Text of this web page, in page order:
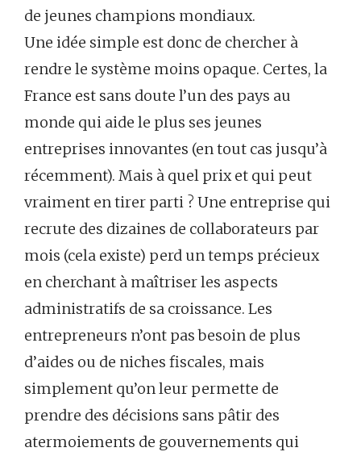
de jeunes champions mondiaux.
Une idée simple est donc de chercher à
rendre le système moins opaque. Certes, la
France est sans doute l’un des pays au
monde qui aide le plus ses jeunes
entreprises innovantes (en tout cas jusqu’à
récemment). Mais à quel prix et qui peut
vraiment en tirer parti ? Une entreprise qui
recrute des dizaines de collaborateurs par
mois (cela existe) perd un temps précieux
en cherchant à maîtriser les aspects
administratifs de sa croissance. Les
entrepreneurs n’ont pas besoin de plus
d’aides ou de niches fiscales, mais
simplement qu’on leur permette de
prendre des décisions sans pâtir des
atermoiements de gouvernements qui